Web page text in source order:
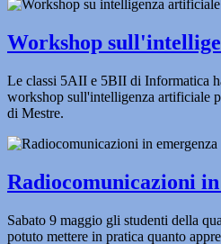
Workshop
Le classi 5AII e 5BII di Informatica
workshop sull'intelligenza artificiale
di Mestre.
Radiocomunicazioni
Sabato 9 maggio gli studenti della
potuto mettere in pratica quanto